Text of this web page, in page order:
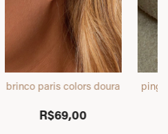
brinco paris colors dourado
R$69,00